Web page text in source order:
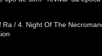
/ 4. Night Of The